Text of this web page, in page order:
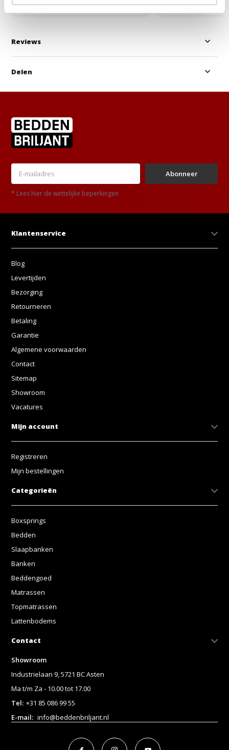
Reviews
Delen
Abonneer
* Lees hier de wettelijke beperkingen
Klantenservice
Blog
Levertijden
Bezorging
Retourneren
Betaling
Garantie
Algemene voorwaarden
Contact
Sitemap
Showroom
Vacatures
Mijn account
Registreren
Mijn bestellingen
Categorieën
Boxsprings
Bedden
Slaapbanken
Banken
Beddengoed
Matrassen
Topmatrassen
Lattenbodems
Contact
Showroom
Industrielaan 9, 5721 BC Asten
Ma t/m Za - 10.00 tot 17.00
Tel: +31 85 086 99 55
E-mail: info@beddenbriljant.nl